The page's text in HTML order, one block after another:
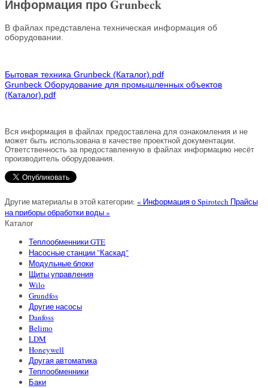
Информация про Grunbeck
В файлах представлена техническая информация об
оборудовании.
Бытовая техника Grunbeck (Каталог).pdf
Grunbeck Оборудование для промышленных объектов
(Каталог).pdf
Вся информация в файлах предоставлена для ознакомления и не
может быть использована в качестве проектной документации.
Ответственность за предоставленную в файлах информацию несёт
производитель оборудования.
Другие материалы в этой категории: « Информация о Spirotech Прайсы
на приборы обработки воды »
Каталог
Теплообменники GTE
Насосные станции "Каскад"
Модульные блоки
Щиты управления
Wilo
Grundfos
Другие насосы
Danfoss
Belimo
LDM
Honeywell
Другая автоматика
Теплообменники
Баки